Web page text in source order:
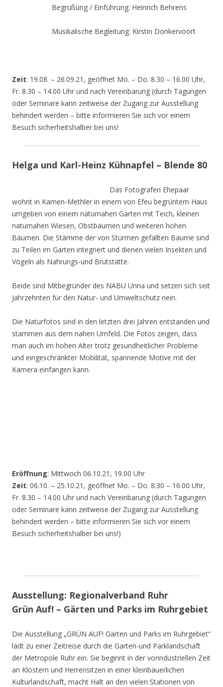
Begrüßung / Einführung: Heinrich Behrens
Musikalische Begleitung: Kirstin Donkervoort
Zeit: 19.08. – 26.09.21, geöffnet Mo. – Do. 8.30 – 16.00 Uhr,
Fr. 8.30 – 14.00 Uhr und nach Vereinbarung (durch Tagungen
oder Seminare kann zeitweise der Zugang zur Ausstellung
behindert werden – bitte informieren Sie sich vor einem
Besuch sicherheitshalber bei uns!
Helga und Karl-Heinz Kühnapfel – Blende 80
Das Fotografen Ehepaar
wohnt in Kamen-Methler in einem von Efeu begrüntem Haus
umgeben von einem naturnahen Garten mit Teich, kleinen
naturnahen Wiesen, Obstbäumen und weiteren hohen
Bäumen. Die Stämme der von Stürmen gefällten Bäume sind
zu Teilen im Garten integriert und dienen vielen Insekten und
Vögeln als Nahrungs-und Brutstätte.
Beide sind Mitbegründer des NABU Unna und setzen sich seit
Jahrzehnten für den Natur- und Umweltschutz nein.
Die Naturfotos sind in den letzten drei Jahren entstanden und
stammen aus dem nahen Umfeld. Die Fotos zeigen, dass
man auch im hohen Alter trotz gesundheitlicher Probleme
und eingeschränkter Mobilität, spannende Motive mit der
Kamera einfangen kann.
Eröffnung: Mittwoch 06.10.21, 19.00 Uhr
Zeit: 06.10. – 25.10.21, geöffnet Mo. – Do. 8.30 – 16.00 Uhr,
Fr. 8.30 – 14.00 Uhr und nach Vereinbarung (durch Tagungen
oder Seminare kann zeitweise der Zugang zur Ausstellung
behindert werden – bitte informieren Sie sich vor einem
Besuch sicherheitshalber bei uns!)
Ausstellung: Regionalverband Ruhr
Grün Auf! – Gärten und Parks im Ruhrgebiet
Die Ausstellung „GRÜN AUF! Gärten und Parks im Ruhrgebiet“
lädt zu einer Zeitreise durch die Garten-und Parklandschaft
der Metropole Ruhr ein. Sie beginnt in der vorindustriellen Zeit
an Klöstern und Herrensitzen in einer kleinbäuerlichen
Kulturlandschaft, macht Halt an den vielen Stationen von